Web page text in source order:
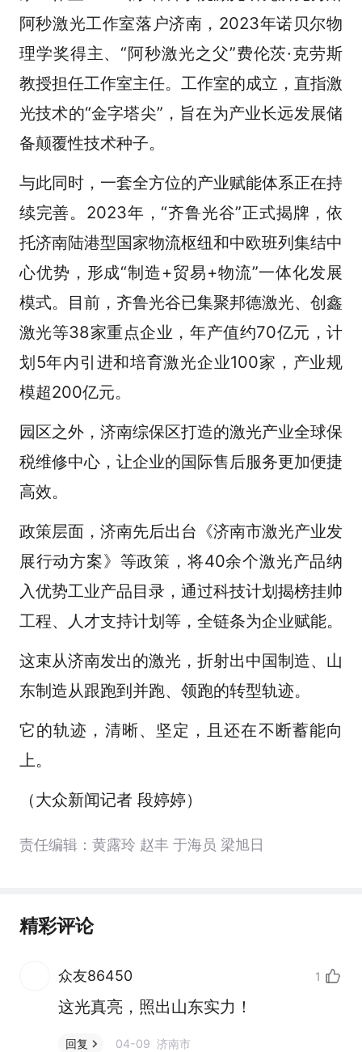
阿秒激光工作室落户济南，2023年诺贝尔物
理学奖得主、“阿秒激光之父”费伦茨·克劳斯
教授担任工作室主任。工作室的成立，直指激
光技术的“金字塔尖”，旨在为产业长远发展储
备颠覆性技术种子。
与此同时，一套全方位的产业赋能体系正在持
续完善。2023年，“齐鲁光谷”正式揭牌，依
托济南陆港型国家物流枢纽和中欧班列集结中
心优势，形成“制造+贸易+物流”一体化发展
模式。目前，齐鲁光谷已集聚邦德激光、创鑫
激光等38家重点企业，年产值约70亿元，计
划5年内引进和培育激光企业100家，产业规
模超200亿元。
园区之外，济南综保区打造的激光产业全球保
税维修中心，让企业的国际售后服务更加便捷
高效。
政策层面，济南先后出台《济南市激光产业发
展行动方案》等政策，将40余个激光产品纳
入优势工业产品目录，通过科技计划揭榜挂帅
工程、人才支持计划等，全链条为企业赋能。
这束从济南发出的激光，折射出中国制造、山
东制造从跟跑到并跑、领跑的转型轨迹。
它的轨迹，清晰、坚定，且还在不断蓄能向
上。
（大众新闻记者 段婷婷）
责任编辑：黄露玲 赵丰 于海员 梁旭日
精彩评论
众友86450 1
这光真亮，照出山东实力！
回复 04-09 济南市